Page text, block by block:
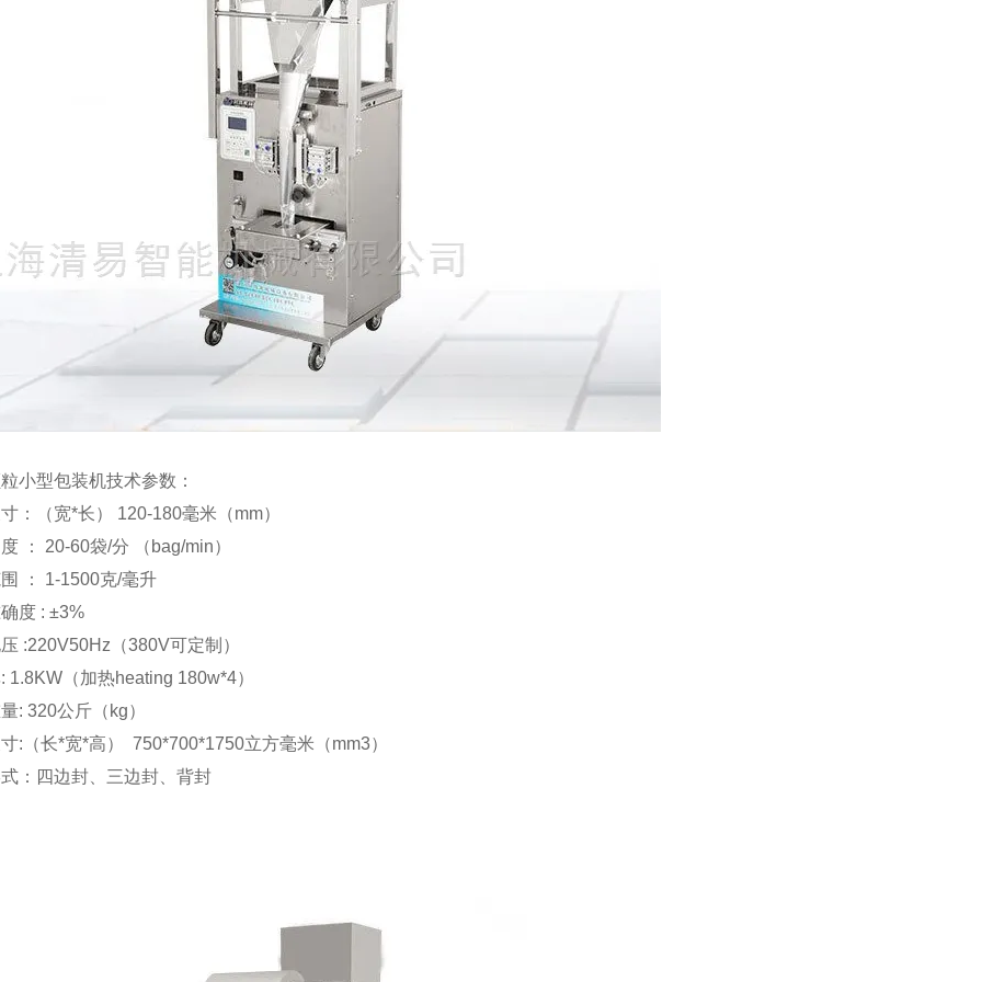
小型包装机技术参数：
：（宽*长） 120-180毫米（mm）
： 20-60袋/分 （bag/min）
： 1-1500克/毫升
度 : ±3%
:220V50Hz（380V可定制）
（加热heating 180w*4）
: 320公斤（kg）
:（长*宽*高） 750*700*1750立方毫米（mm3）
：四边封、三边封、背封